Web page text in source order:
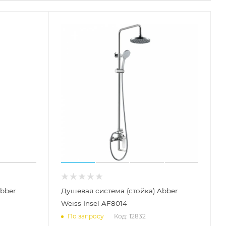
Душевая система (стойка) Abber
Weiss Insel AF8014
По запросу Код: 12832